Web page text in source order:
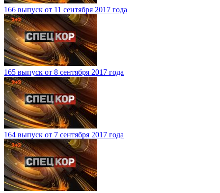
166 выпуск от 11 сентября 2017 года
165 выпуск от 8 сентября 2017 года
164 выпуск от 7 сентября 2017 года